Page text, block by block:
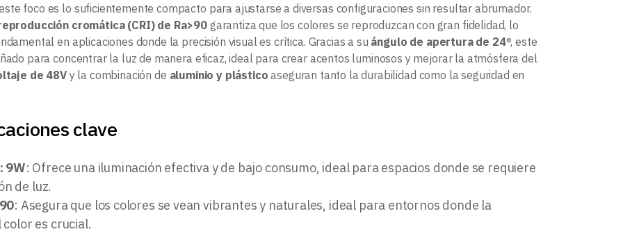
foco es lo suficientemente compacto para ajustarse a diversas configuraciones sin resultar abrumador.
cromática (CRI) de Ra>90garantiza que los colores se reproduzcan con gran fidelidad, lo
en aplicaciones donde la precisión visual es crítica. Gracias a su ángulo de apertura de 24º, este
para concentrar la luz de manera eficaz, ideal para crear acentos luminosos y mejorar la atmósfera del
de 48Vy la combinación de aluminio y plástico aseguran tanto la durabilidad como la seguridad en
clave
9W: Ofrece una iluminación efectiva y de bajo consumo, ideal para espacios donde se requiere
de luz.
: Asegura que los colores se vean vibrantes y naturales, ideal para entornos donde la
es crucial.